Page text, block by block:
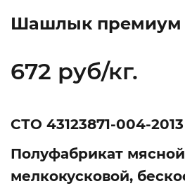
Шашлык премиум
672 руб/кг.
СТО 43123871-004-2013
Полуфабрикат мясной
мелкокусковой,